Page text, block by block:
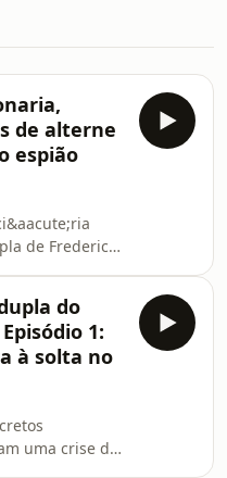
de alterne
espião
de Frederico
explicam.
a bares de
de Leste, o
uma
do
1:
à solta no
uma crise de